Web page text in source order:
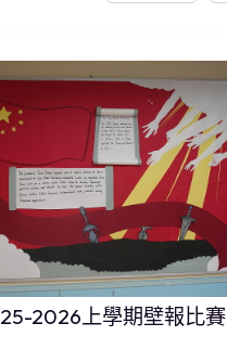
2026上學期壁報比賽